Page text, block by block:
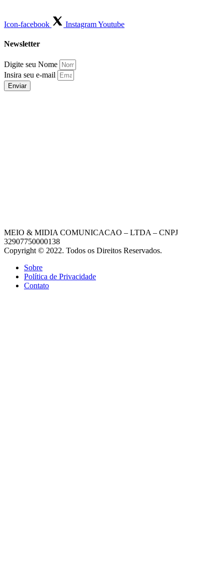
Icon-facebook InstagramYoutube
Newsletter
Digite seu Nome
Insira seu e-mail
Enviar
MEIO & MIDIA COMUNICACAO – LTDA – CNPJ
32907750000138
Copyright © 2022. Todos os Direitos Reservados.
Sobre
Política de Privacidade
Contato